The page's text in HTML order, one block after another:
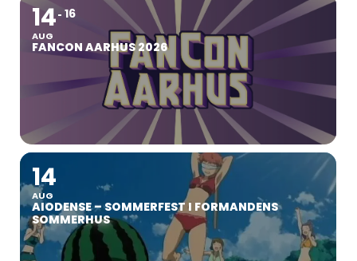
14
AUG
16
FANCON AARHUS 2026
14
AUG
AIODENSE – SOMMERFEST I FORMANDENS
SOMMERHUS